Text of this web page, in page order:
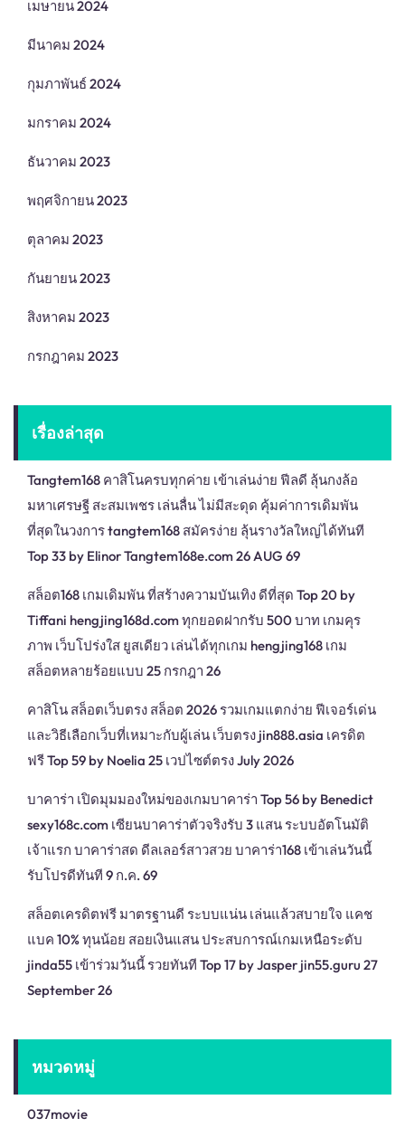
เมษายน 2024
มีนาคม 2024
กุมภาพันธ์ 2024
มกราคม 2024
ธันวาคม 2023
พฤศจิกายน 2023
ตุลาคม 2023
กันยายน 2023
สิงหาคม 2023
กรกฎาคม 2023
เรื่องล่าสุด
Tangtem168 คาสิโนครบทุกค่าย เข้าเล่นง่าย ฟีลดี ลุ้นกงล้อ
มหาเศรษฐี สะสมเพชร เล่นลื่น ไม่มีสะดุด คุ้มค่าการเดิมพัน
ที่สุดในวงการ tangtem168 สมัครง่าย ลุ้นรางวัลใหญ่ได้ทันที
Top 33 by Elinor Tangtem168e.com 26 AUG 69
สล็อต168 เกมเดิมพัน ที่สร้างความบันเทิง ดีที่สุด Top 20 by
Tiffani hengjing168d.com ทุกยอดฝากรับ 500 บาท เกมคุร
ภาพ เว็บโปร่งใส ยูสเดียว เล่นได้ทุกเกม hengjing168 เกม
สล็อตหลายร้อยแบบ 25 กรกฎา 26
คาสิโน สล็อตเว็บตรง สล็อต 2026 รวมเกมแตกง่าย ฟีเจอร์เด่น
และวิธีเลือกเว็บที่เหมาะกับผู้เล่น เว็บตรง jin888.asia เครดิต
ฟรี Top 59 by Noelia 25 เวปไซต์ตรง July 2026
บาคาร่า เปิดมุมมองใหม่ของเกมบาคาร่า Top 56 by Benedict
sexy168c.com เซียนบาคาร่าตัวจริงรับ 3 แสน ระบบอัตโนมัติ
เจ้าแรก บาคาร่าสด ดีลเลอร์สาวสวย บาคาร่า168 เข้าเล่นวันนี้
รับโปรดีทันที 9 ก.ค. 69
สล็อตเครดิตฟรี มาตรฐานดี ระบบแน่น เล่นแล้วสบายใจ แคช
แบค 10% ทุนน้อย สอยเงินแสน ประสบการณ์เกมเหนือระดับ
jinda55 เข้าร่วมวันนี้ รวยทันที Top 17 by Jasper jin55.guru 27
September 26
หมวดหมู่
037movie